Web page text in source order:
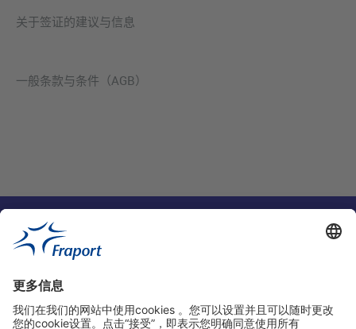
关于签证的建议与信息
一般条款与条件（AGB）
实用链接